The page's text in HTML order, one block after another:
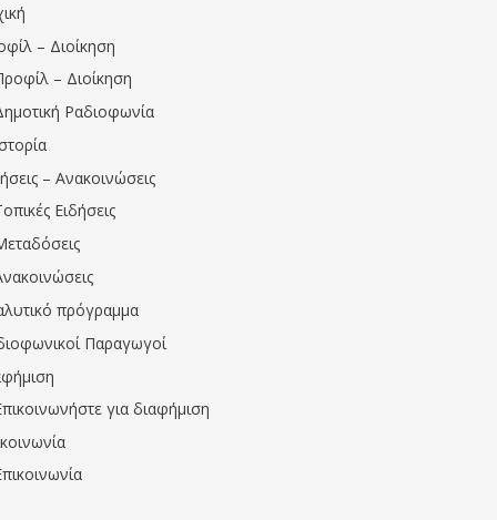
– Διοίκηση
– Διοίκηση
Ραδιοφωνία
– Ανακοινώσεις
Ειδήσεις
πρόγραμμα
Παραγωγοί
για διαφήμιση